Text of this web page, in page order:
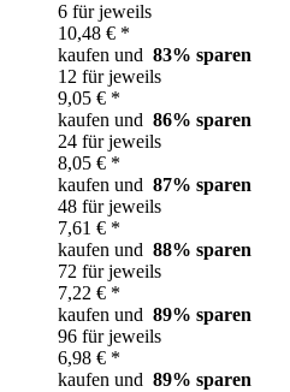
6 für jeweils
10,48 € *
kaufen und 83% sparen
12 für jeweils
9,05 € *
kaufen und 86% sparen
24 für jeweils
8,05 € *
kaufen und 87% sparen
48 für jeweils
7,61 € *
kaufen und 88% sparen
72 für jeweils
7,22 € *
kaufen und 89% sparen
96 für jeweils
6,98 € *
kaufen und 89% sparen